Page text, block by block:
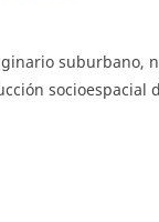
suburbano,
socioespacial